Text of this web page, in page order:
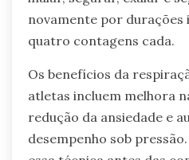
novamente por durações
quatro contagens cada.
Os benefícios da
atletas incluem melhora
redução da ansiedade e
desempenho sob